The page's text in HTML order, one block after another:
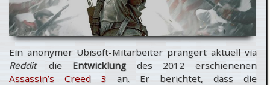
Ein anonymer Ubisoft-Mitarbeiter prangert aktuell via
Reddit
die Entwicklungdes 2012 erschienenen
Assassin’s Creed 3 an. Er berichtet, dass die